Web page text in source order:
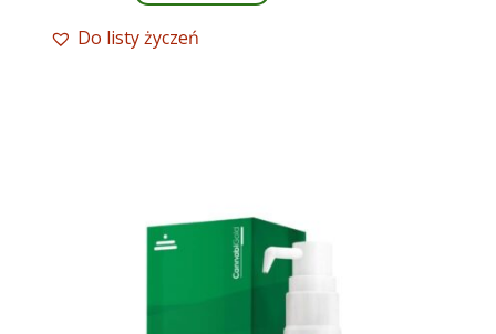
CannabiGold
Do listy życzeń